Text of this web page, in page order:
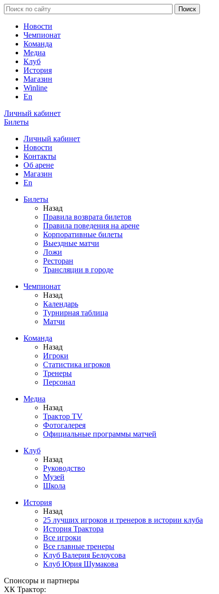
Новости
Чемпионат
Команда
Медиа
Клуб
История
Магазин
Winline
En
Личный кабинет
Билеты
Личный кабинет
Новости
Контакты
Об арене
Магазин
En
Билеты
Назад
Правила возврата билетов
Правила поведения на арене
Корпоративные билеты
Выездные матчи
Ложи
Ресторан
Трансляции в городе
Чемпионат
Назад
Календарь
Турнирная таблица
Матчи
Команда
Назад
Игроки
Статистика игроков
Тренеры
Персонал
Медиа
Назад
Трактор TV
Фотогалерея
Официальные программы матчей
Клуб
Назад
Руководство
Музей
Школа
История
Назад
25 лучших игроков и тренеров в истории клуба
История Трактора
Все игроки
Все главные тренеры
Клуб Валерия Белоусова
Клуб Юрия Шумакова
Спонсоры и партнеры
ХК Трактор: